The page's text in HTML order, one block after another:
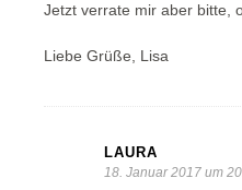
Jetzt verrate mir aber bitte,
Liebe Grüße, Lisa
LAURA
18. Januar 2017 um